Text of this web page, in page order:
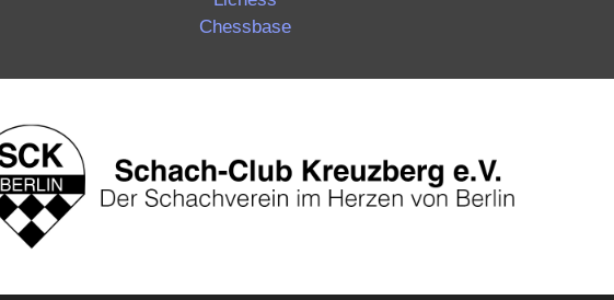
Chessbase